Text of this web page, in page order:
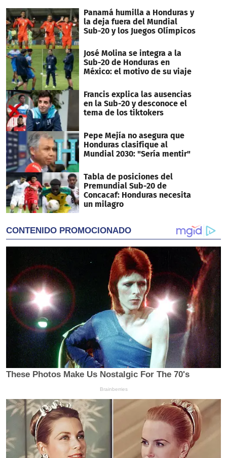
Panamá humilla a Honduras y
la deja fuera del Mundial
Sub-20 y los Juegos Olímpicos
José Molina se integra a la
Sub-20 de Honduras en
México: el motivo de su viaje
Francis explica las ausencias
en la Sub-20 y desconoce el
tema de los tiktokers
Pepe Mejía no asegura que
Honduras clasifique al
Mundial 2030: "Sería mentir"
Tabla de posiciones del
Premundial Sub-20 de
Concacaf: Honduras necesita
un milagro